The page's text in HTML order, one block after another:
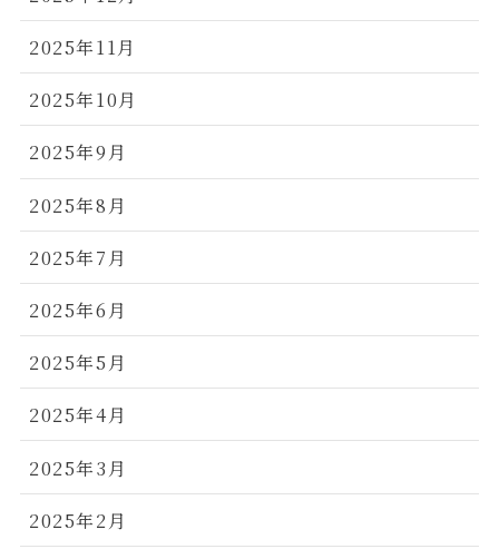
2025年11月
2025年10月
2025年9月
2025年8月
2025年7月
2025年6月
2025年5月
2025年4月
2025年3月
2025年2月